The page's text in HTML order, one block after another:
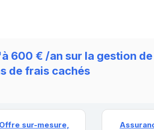
600 € /an sur la gestion
de frais cachés
Offre sur-mesure,